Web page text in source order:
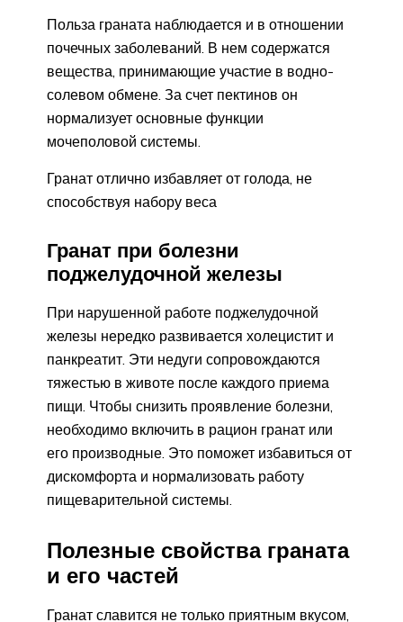
Польза граната наблюдается и в отношении
почечных заболеваний. В нем содержатся
вещества, принимающие участие в водно-
солевом обмене. За счет пектинов он
нормализует основные функции
мочеполовой системы.
Гранат отлично избавляет от голода, не
способствуя набору веса
Гранат при болезни
поджелудочной железы
При нарушенной работе поджелудочной
железы нередко развивается холецистит и
панкреатит. Эти недуги сопровождаются
тяжестью в животе после каждого приема
пищи. Чтобы снизить проявление болезни,
необходимо включить в рацион гранат или
его производные. Это поможет избавиться от
дискомфорта и нормализовать работу
пищеварительной системы.
Полезные свойства граната
и его частей
Гранат славится не только приятным вкусом,